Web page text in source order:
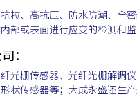
拉、高抗压、防水防潮、全
部或表面进行应变的检测和监
：
光栅传感器、光纤光栅解调
状传感器等；大成永盛还生